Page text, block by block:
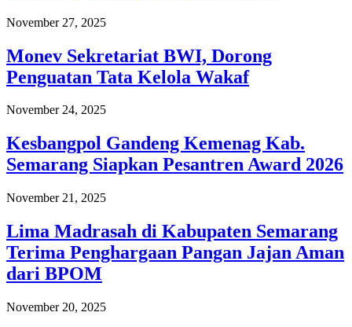
November 27, 2025
Monev Sekretariat BWI, Dorong
Penguatan Tata Kelola Wakaf
November 24, 2025
Kesbangpol Gandeng Kemenag Kab.
Semarang Siapkan Pesantren Award 2026
November 21, 2025
Lima Madrasah di Kabupaten Semarang
Terima Penghargaan Pangan Jajan Aman
dari BPOM
November 20, 2025